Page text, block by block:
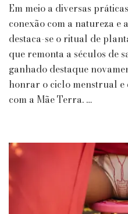
a
Lua:
e
a
Em meio a diversas
conexão com a natureza e
destaca-se o ritual de
que remonta a séculos de
ganhado destaque
honrar o ciclo menstrual
com a Mãe Terra. …